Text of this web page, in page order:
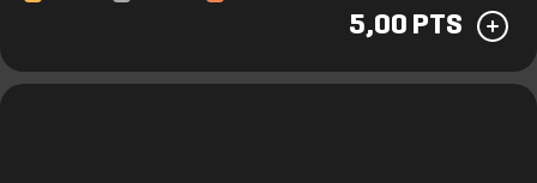
5,00 PTS